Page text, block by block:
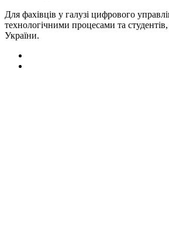
Для фахівців у галузі цифрового
технологічними процесами та
України.